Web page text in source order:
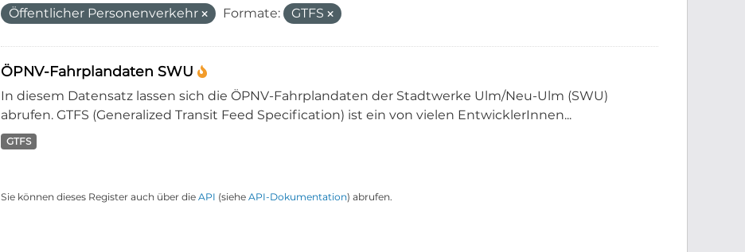
Öffentlicher Personenverkehr
Formate: GTFS
ÖPNV-Fahrplandaten SWU
In diesem Datensatz lassen sich die ÖPNV-Fahrplandaten der Stadtwerke Ulm/Neu-Ulm (SWU)
abrufen. GTFS (Generalized Transit Feed Specification) ist ein von vielen EntwicklerInnen...
GTFS
Sie können dieses Register auch über die API (siehe API-Dokumentation) abrufen.